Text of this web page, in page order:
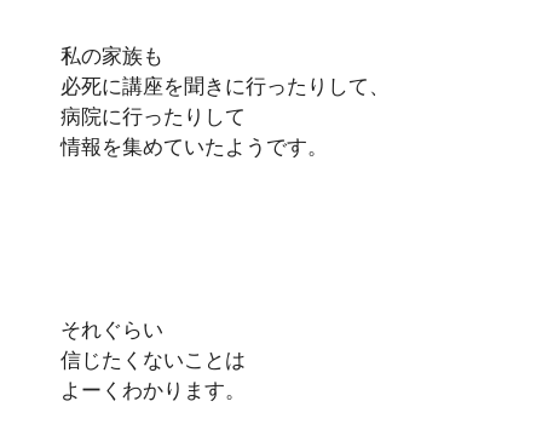
私の家族も
必死に講座を聞きに行ったりして、
病院に行ったりして
情報を集めていたようです。
それぐらい
信じたくないことは
よーくわかります。